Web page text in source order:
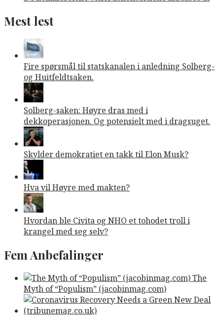
Mest lest
Fire spørsmål til statskanalen i anledning Solberg-
og Huitfeldtsaken.
Solberg-saken: Høyre dras med i
dekkoperasjonen. Og potensielt med i dragsuget.
Skylder demokratiet en takk til Elon Musk?
Hva vil Høyre med makten?
Hvordan ble Civita og NHO et tohodet troll i
krangel med seg selv?
Fem Anbefalinger
The
Myth of “Populism” (jacobinmag.com)